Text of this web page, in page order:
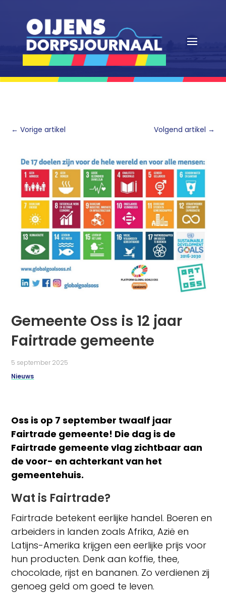
←Vorige artikel Volgend artikel →
Gemeente Oss is 12 jaar
Fairtrade gemeente
5 september 2025
Nieuws
Oss is op 7 september twaalf jaar
Fairtrade gemeente! Die dag is de
Fairtrade gemeente vlag zichtbaar aan
de voor- en achterkant van het
gemeentehuis.
Wat is Fairtrade?
Fairtrade betekent eerlijke handel. Boeren en
arbeiders in landen zoals Afrika, Azië en
Latijns-Amerika krijgen een eerlijke prijs voor
hun producten. Denk aan koffie, thee,
chocolade, rijst en bananen. Zo verdienen zij
genoeg geld om goed te leven.